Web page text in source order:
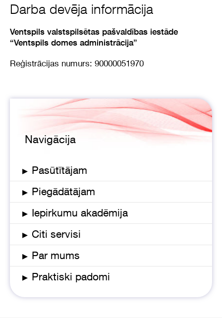
Darba devēja informācija
Ventspils valstspilsētas pašvaldības iestāde
“Ventspils domes administrācija”
Reģistrācijas numurs: 90000051970
Navigācija
▸ Pasūtītājam
▸ Piegādātājam
▸ Iepirkumu akadēmija
▸ Citi servisi
▸ Par mums
▸ Praktiski padomi